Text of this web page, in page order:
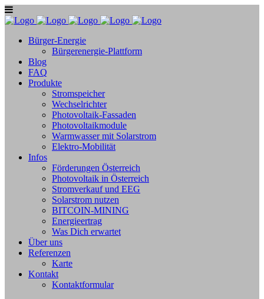
Bürger-Energie
Bürgerenergie-Plattform
Blog
FAQ
Produkte
Stromspeicher
Wechselrichter
Photovoltaik-Fassaden
Photovoltaikmodule
Warmwasser mit Solarstrom
Elektro-Mobilität
Infos
Förderungen Österreich
Photovoltaik in Österreich
Stromverkauf und EEG
Solarstrom nutzen
BITCOIN-MINING
Energieertrag
Was Dich erwartet
Über uns
Referenzen
Karte
Kontakt
Kontaktformular